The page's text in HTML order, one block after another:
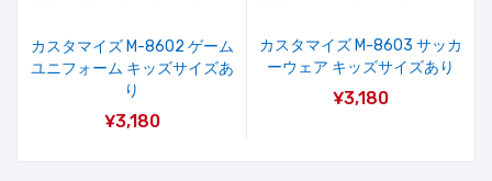
カスタマイズ M-8602 ゲーム
ユニフォーム キッズサイズあ
り
¥3,180
カスタマイズ M-8603 サッカ
ーウェア キッズサイズあり
¥3,180